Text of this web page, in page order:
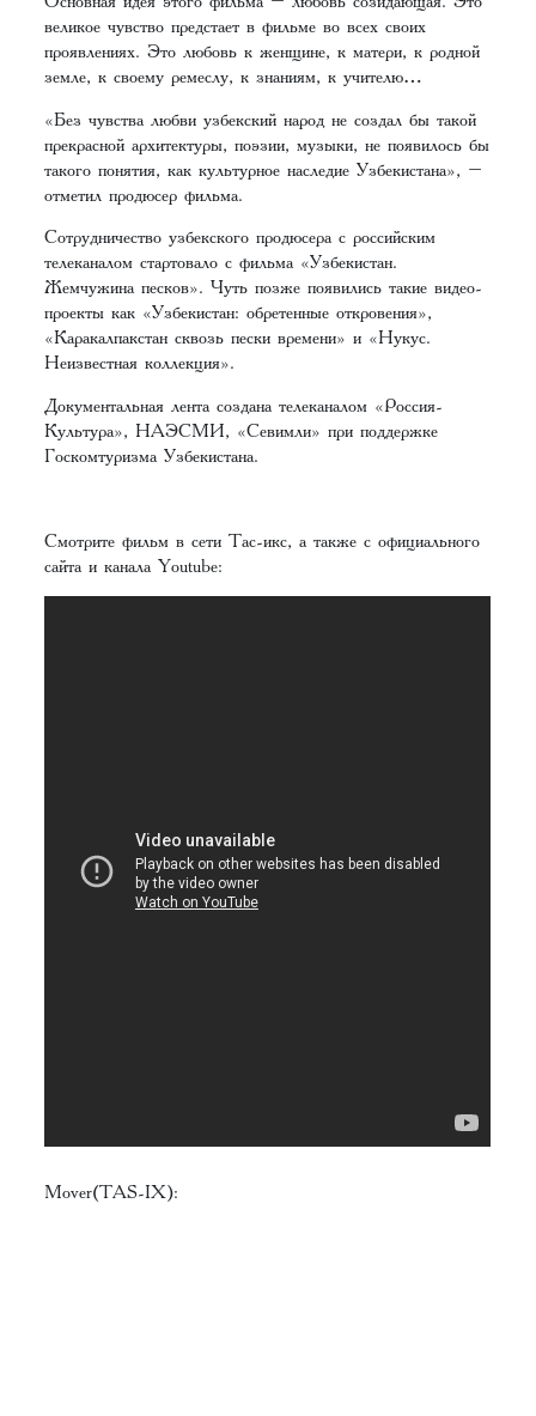
великое чувство предстает в фильме во всех своих
проявлениях. Это любовь к женщине, к матери, к родной
земле, к своему ремеслу, к знаниям, к учителю…
«Без чувства любви узбекский народ не создал бы такой
прекрасной архитектуры, поэзии, музыки, не появилось бы
такого понятия, как культурное наследие Узбекистана», –
отметил продюсер фильма.
Сотрудничество узбекского продюсера с российским
телеканалом стартовало с фильма «Узбекистан.
Жемчужина песков». Чуть позже появились такие видео-
проекты как «Узбекистан: обретенные откровения»,
«Каракалпакстан сквозь пески времени» и «Нукус.
Неизвестная коллекция».
Документальная лента создана телеканалом «Россия-
Культура», НАЭСМИ, «Севимли» при поддержке
Госкомтуризма Узбекистана.
Смотрите фильм в сети Тас-икс, а также с официального
сайта и канала Youtube:
Mover(TAS-IX):